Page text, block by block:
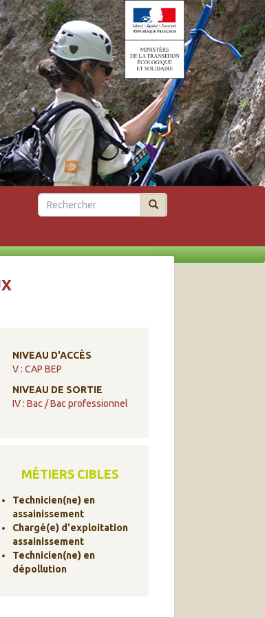
Rechercher
NIVEAU D'ACCÈS
V : CAP BEP
NIVEAU DE SORTIE
IV : Bac / Bac professionnel
MÉTIERS CIBLES
Technicien(ne) en
assainissement
Chargé(e) d'exploitation
assainissement
Technicien(ne) en
dépollution